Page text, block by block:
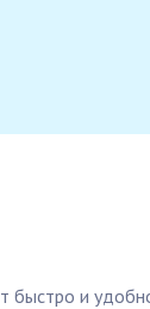
быстро и